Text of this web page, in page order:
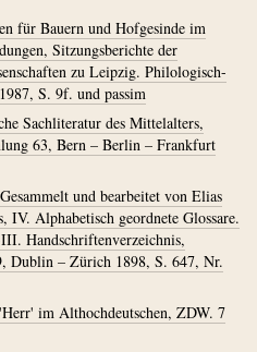
für Bauern und Hofgesinde im
Sitzungsberichte der
zu Leipzig. Philologisch-
S. 9f. und passim
Sachliteratur des Mittelalters,
63, Bern – Berlin – Frankfurt
und bearbeitet von Elias
IV. Alphabetisch geordnete Glossare.
Handschriftenverzeichnis,
Dublin – Zürich 1898, S. 647, Nr.
im Althochdeutschen, ZDW. 7